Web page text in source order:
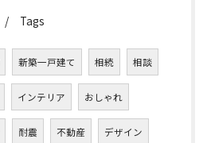
Tags
新築一戸建て 相続 相談
インテリア おしゃれ
耐震 不動産 デザイン